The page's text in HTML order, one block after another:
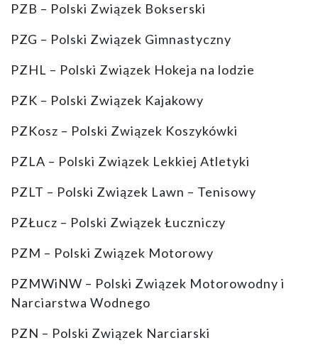
PZB – Polski Związek Bokserski
PZG – Polski Związek Gimnastyczny
PZHL – Polski Związek Hokeja na lodzie
PZK – Polski Związek Kajakowy
PZKosz – Polski Związek Koszykówki
PZLA – Polski Związek Lekkiej Atletyki
PZLT – Polski Związek Lawn – Tenisowy
PZŁucz – Polski Związek Łuczniczy
PZM – Polski Związek Motorowy
PZMWiNW – Polski Związek Motorowodny i
Narciarstwa Wodnego
PZN – Polski Związek Narciarski